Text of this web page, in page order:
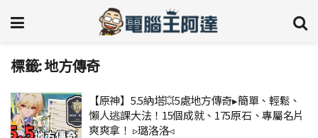
標籤:地方傳奇
【原神】5.5納塔💥5處地方傳奇▸簡單、輕鬆、
懶人逃課大法！15個成就、175原石、專屬名片
爽爽拿！ ▹璐洛洛◃